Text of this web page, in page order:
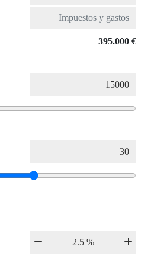
395.000 €